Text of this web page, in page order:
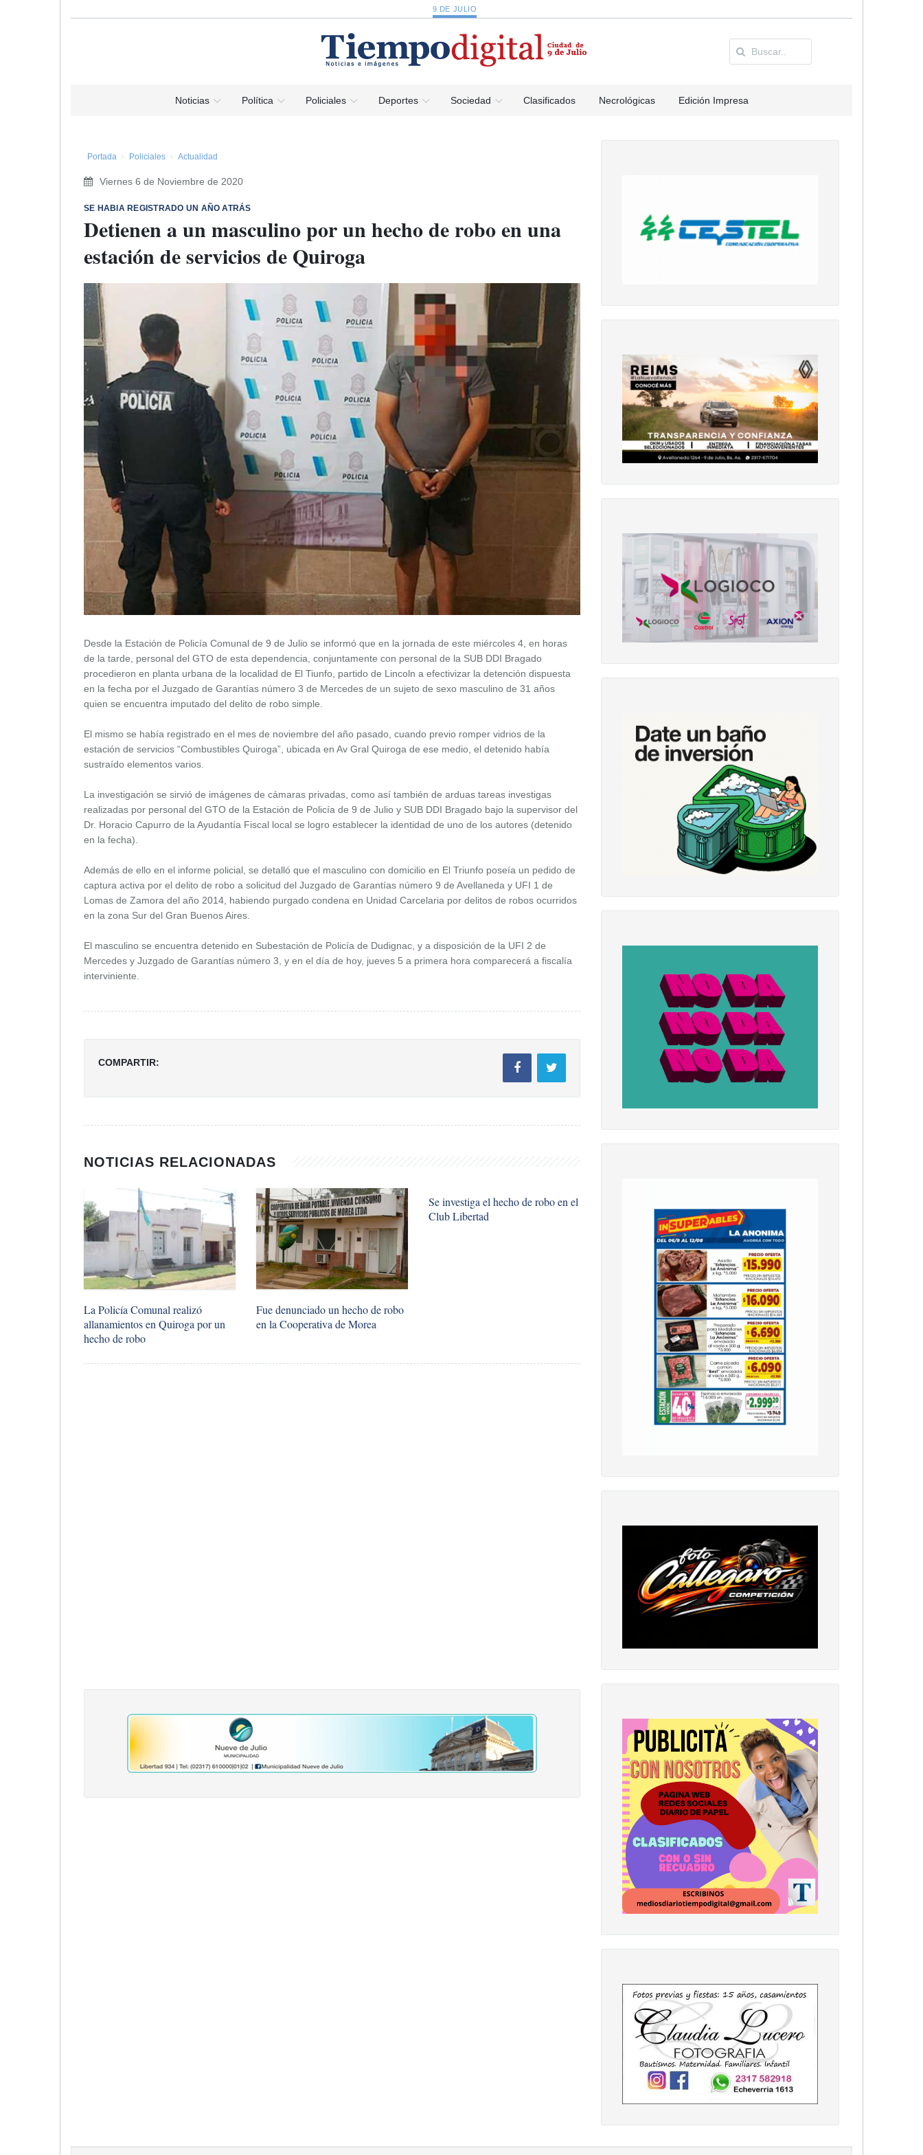
9 DE JULIO
Noticias Política Policiales Deportes Sociedad Clasificados Necrológicas Edición Impresa
Portada Policiales Actualidad
Viernes 6 de Noviembre de 2020
SE HABIA REGISTRADO UN AÑO ATRÁS
Detienen a un masculino por un hecho de robo en una
estación de servicios de Quiroga
Desde la Estación de Policía Comunal de 9 de Julio se informó que en la jornada de este miércoles 4, en horas
de la tarde, personal del GTO de esta dependencia, conjuntamente con personal de la SUB DDI Bragado
procedieron en planta urbana de la localidad de El Tiunfo, partido de Lincoln a efectivizar la detención dispuesta
en la fecha por el Juzgado de Garantías número 3 de Mercedes de un sujeto de sexo masculino de 31 años
quien se encuentra imputado del delito de robo simple.
El mismo se había registrado en el mes de noviembre del año pasado, cuando previo romper vidrios de la
estación de servicios “Combustibles Quiroga”, ubicada en Av Gral Quiroga de ese medio, el detenido había
sustraído elementos varios.
La investigación se sirvió de imágenes de cámaras privadas, como así también de arduas tareas investigas
realizadas por personal del GTO de la Estación de Policía de 9 de Julio y SUB DDI Bragado bajo la supervisor del
Dr. Horacio Capurro de la Ayudantía Fiscal local se logro establecer la identidad de uno de los autores (detenido
en la fecha).
Además de ello en el informe policial, se detalló que el masculino con domicilio en El Triunfo poseía un pedido de
captura activa por el delito de robo a solicitud del Juzgado de Garantías número 9 de Avellaneda y UFI 1 de
Lomas de Zamora del año 2014, habiendo purgado condena en Unidad Carcelaria por delitos de robos ocurridos
en la zona Sur del Gran Buenos Aires.
El masculino se encuentra detenido en Subestación de Policía de Dudignac, y a disposición de la UFI 2 de
Mercedes y Juzgado de Garantías número 3, y en el día de hoy, jueves 5 a primera hora comparecerá a fiscalía
interviniente.
COMPARTIR:
NOTICIAS RELACIONADAS
La Policía Comunal realizó
allanamientos en Quiroga por un
hecho de robo
Fue denunciado un hecho de robo
en la Cooperativa de Morea
Se investiga el hecho de robo en el
Club Libertad